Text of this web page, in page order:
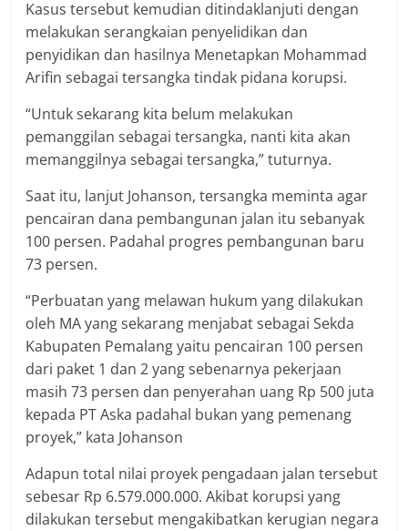
Kasus tersebut kemudian ditindaklanjuti dengan
melakukan serangkaian penyelidikan dan
penyidikan dan hasilnya Menetapkan Mohammad
Arifin sebagai tersangka tindak pidana korupsi.
“Untuk sekarang kita belum melakukan
pemanggilan sebagai tersangka, nanti kita akan
memanggilnya sebagai tersangka,” tuturnya.
Saat itu, lanjut Johanson, tersangka meminta agar
pencairan dana pembangunan jalan itu sebanyak
100 persen. Padahal progres pembangunan baru
73 persen.
“Perbuatan yang melawan hukum yang dilakukan
oleh MA yang sekarang menjabat sebagai Sekda
Kabupaten Pemalang yaitu pencairan 100 persen
dari paket 1 dan 2 yang sebenarnya pekerjaan
masih 73 persen dan penyerahan uang Rp 500 juta
kepada PT Aska padahal bukan yang pemenang
proyek,” kata Johanson
Adapun total nilai proyek pengadaan jalan tersebut
sebesar Rp 6.579.000.000. Akibat korupsi yang
dilakukan tersebut mengakibatkan kerugian negara